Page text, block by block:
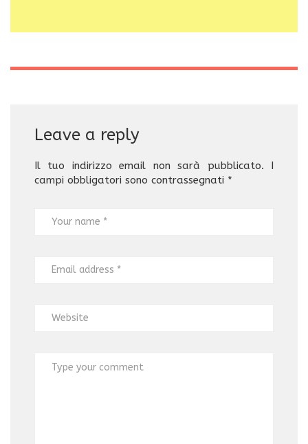
Leave a reply
Il tuo indirizzo email non sarà pubblicato. I
campi obbligatori sono contrassegnati *